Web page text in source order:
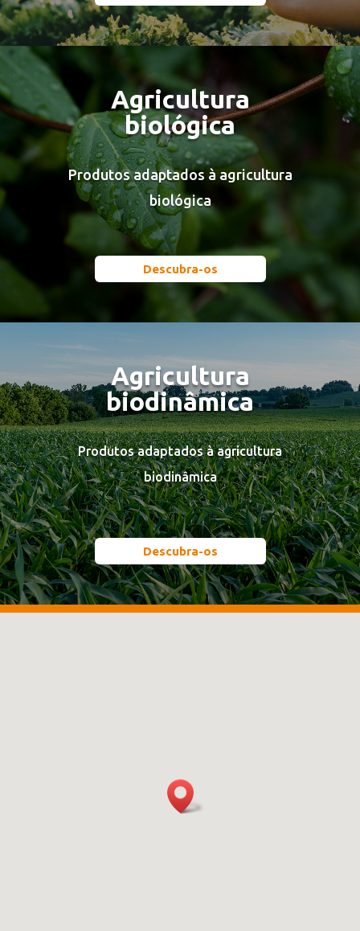
Agricultura
biológica
Produtos adaptados à agricultura
biológica
Descubra-os
Agricultura
biodinâmica
Produtos adaptados à agricultura
biodinâmica
Descubra-os